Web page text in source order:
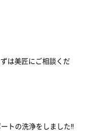
は美匠にご相談くだ
トの洗浄をしました‼